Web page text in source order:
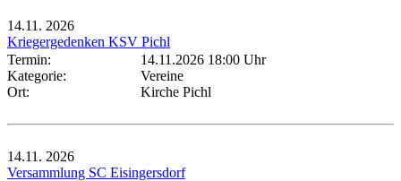
14.11. 2026
Kriegergedenken KSV Pichl
Termin:
14.11.2026 18:00 Uhr
Kategorie:
Vereine
Ort:
Kirche Pichl
14.11. 2026
Versammlung SC Eisingersdorf